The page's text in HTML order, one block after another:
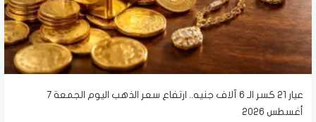
عيار 21 كسر الـ 6 آلاف جنيه.. ارتفاع سعر الذهب اليوم الجمعة 7
أغسطس 2026